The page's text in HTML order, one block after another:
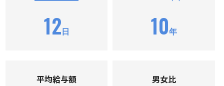
12日 10年
平均給与額 男⼥⽐